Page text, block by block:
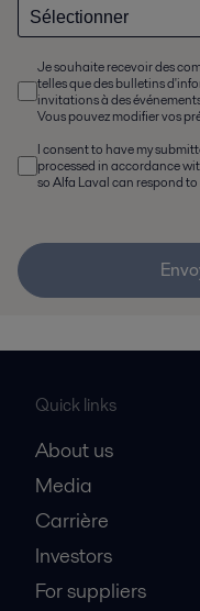
Je souhaite recevoir des
telles que des bulletins
invitations à des
Vous pouvez modifier vos
I consent to have my
processed in accordance
so Alfa Laval can respond to
Quick links
About us
Media
Carrière
Investors
For suppliers